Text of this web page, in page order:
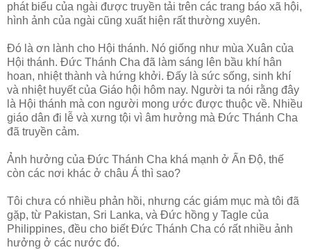
phát biểu của ngài được truyền tải trên các trang báo xã hội,
hình ảnh của ngài cũng xuất hiện rất thường xuyên.
Đó là ơn lành cho Hội thánh. Nó giống như mùa Xuân của
Hội thánh. Đức Thánh Cha đã làm sáng lên bầu khí hân
hoan, nhiệt thành và hứng khởi. Đấy là sức sống, sinh khí
và nhiệt huyết của Giáo hội hôm nay. Người ta nói rằng đây
là Hội thánh mà con người mong ước được thuộc về. Nhiều
giáo dân đi lễ và xưng tội vì âm hưởng mà Đức Thánh Cha
đã truyền cảm.
Ảnh hưởng của Đức Thánh Cha khá mạnh ở Ấn Độ, thế
còn các nơi khác ở châu Á thì sao?
Tôi chưa có nhiều phản hồi, nhưng các giám mục mà tôi đã
gặp, từ Pakistan, Sri Lanka, và Đức hồng y Tagle của
Philippines, đều cho biết Đức Thánh Cha có rất nhiều ảnh
hưởng ở các nước đó.